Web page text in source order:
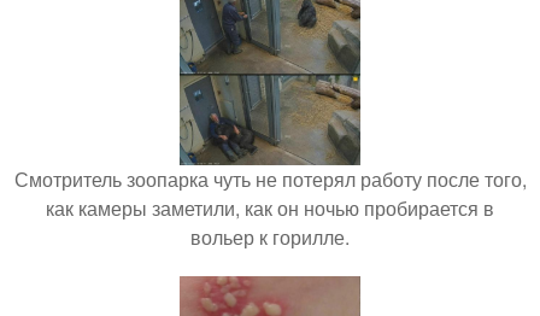
Смотритель зоопарка чуть не потерял работу после того,
как камеры заметили, как он ночью пробирается в
вольер к горилле.